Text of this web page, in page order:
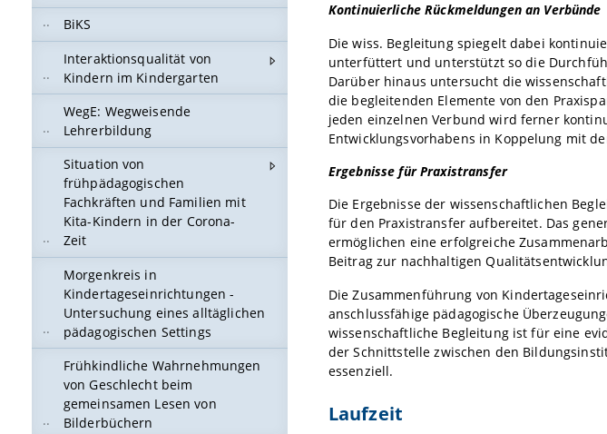
BiKS
Interaktionsqualität von
Kindern im Kindergarten
WegE: Wegweisende
Lehrerbildung
Situation von
frühpädagogischen
Fachkräften und Familien mit
Kita-Kindern in der Corona-
Zeit
Morgenkreis in
Kindertageseinrichtungen -
Untersuchung eines alltäglichen
pädagogischen Settings
Frühkindliche Wahrnehmungen
von Geschlecht beim
gemeinsamen Lesen von
Bilderbüchern
Kontinuierliche Rückmeldungen an Verbünde
Die wiss. Begleitung spiegelt dabei
unterfüttert und unterstützt so die
Darüber hinaus untersucht die
die begleitenden Elemente von den
jeden einzelnen Verbund wird ferner
Entwicklungsvorhabens in Koppelung mit
Ergebnisse für Praxistransfer
Die Ergebnisse der wissenschaftlichen
für den Praxistransfer aufbereitet. Das
ermöglichen eine erfolgreiche
Beitrag zur nachhaltigen
Die Zusammenführung von
anschlussfähige pädagogische
wissenschaftliche Begleitung ist für eine
der Schnittstelle zwischen den
essenziell.
Laufzeit